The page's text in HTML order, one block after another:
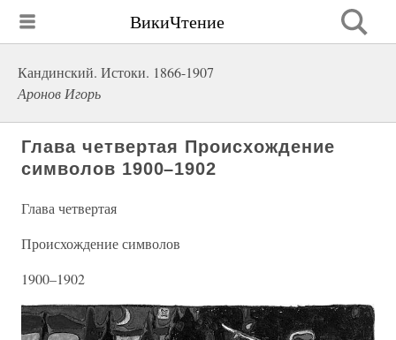
ВикиЧтение
Кандинский. Истоки. 1866-1907
Аронов Игорь
Глава четвертая Происхождение
символов 1900–1902
Глава четвертая
Происхождение символов
1900–1902